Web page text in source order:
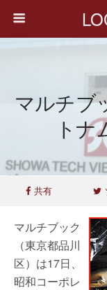
マルチブ
トナ
共有
マルチブック
（東京都品川
区）は17日、
昭和コーポレ